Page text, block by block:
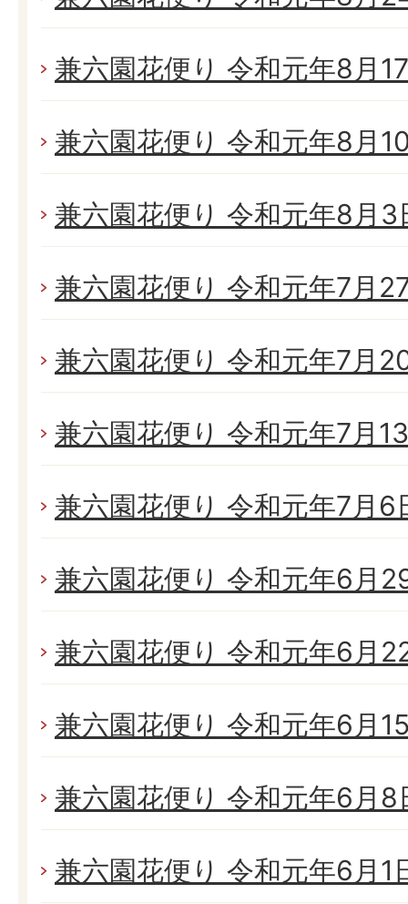
兼六園花便り 令和元年8月
兼六園花便り 令和元年8月
兼六園花便り 令和元年8月3
兼六園花便り 令和元年7月
兼六園花便り 令和元年7月
兼六園花便り 令和元年7月
兼六園花便り 令和元年7月6
兼六園花便り 令和元年6月
兼六園花便り 令和元年6月
兼六園花便り 令和元年6月
兼六園花便り 令和元年6月8
兼六園花便り 令和元年6月1